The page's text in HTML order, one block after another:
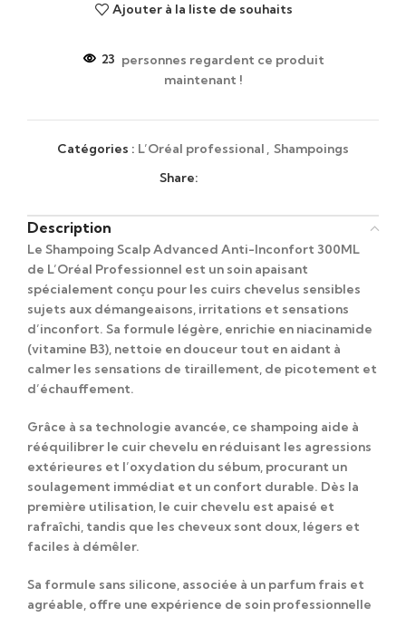
Ajouter à la liste de souhaits
23 personnes regardent ce produit
maintenant !
Catégories : L’Oréal professional
Shampoings
Share:
Description
Le Shampoing Scalp Advanced Anti-Inconfort 300ML
de L’Oréal Professionnel est un soin apaisant
spécialement conçu pour les cuirs chevelus sensibles
sujets aux démangeaisons, irritations et sensations
d’inconfort. Sa formule légère, enrichie en niacinamide
(vitamine B3), nettoie en douceur tout en aidant à
calmer les sensations de tiraillement, de picotement et
d’échauffement.
Grâce à sa technologie avancée, ce shampoing aide à
rééquilibrer le cuir chevelu en réduisant les agressions
extérieures et l’oxydation du sébum, procurant un
soulagement immédiat et un confort durable. Dès la
première utilisation, le cuir chevelu est apaisé et
rafraîchi, tandis que les cheveux sont doux, légers et
faciles à démêler.
Sa formule sans silicone, associée à un parfum frais et
agréable, offre une expérience de soin professionnelle